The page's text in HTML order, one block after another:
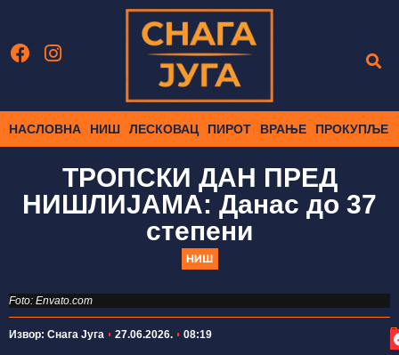
НАСЛОВНА НИШ ЛЕСКОВАЦ ПИРОТ ВРАЊЕ ПРОКУПЉЕ
ТРОПСКИ ДАН ПРЕД
НИШЛИЈАМА: Данас до 37
степени
НИШ
Foto: Envato.com
Извор: Снага Југа 27.06.2026. 08:19